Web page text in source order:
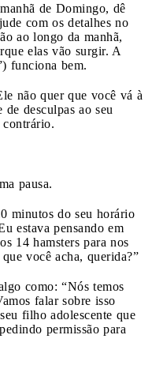
de Domingo, dê
com os detalhes no
ao longo da manhã,
elas vão surgir. A
funciona bem.
não quer que você vá à
desculpas ao seu
pausa.
minutos do seu horário
estava pensando em
14 hamsters para nos
você acha, querida?”
como: “Nós temos
falar sobre isso
filho adolescente que
permissão para